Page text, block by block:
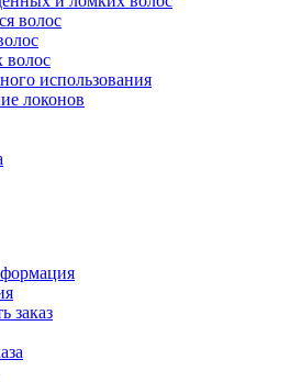
волос
волос
использования
локонов
заказ